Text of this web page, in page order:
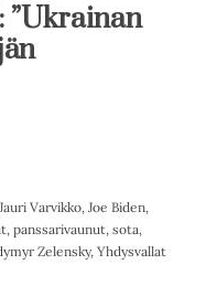
”Ukrainan
Jauri Varvikko, Joe Biden,
, panssarivaunut, sota,
Zelensky, Yhdysvallat